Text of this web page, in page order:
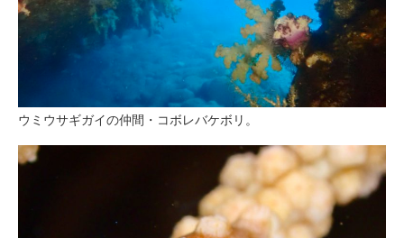
ウミウサギガイの仲間・コボレバケボリ。